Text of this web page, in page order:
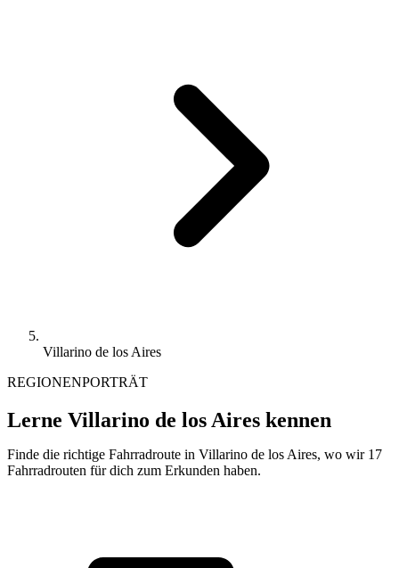
Villarino de los Aires
REGIONENPORTRÄT
Lerne Villarino de los Aires kennen
Finde die richtige Fahrradroute in Villarino de los Aires, wo wir 17
Fahrradrouten für dich zum Erkunden haben.